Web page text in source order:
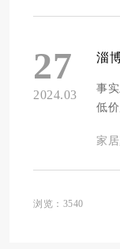
其
围
摆
既
利
27
2024.03
淄
事
低
号
家
浏览：3540